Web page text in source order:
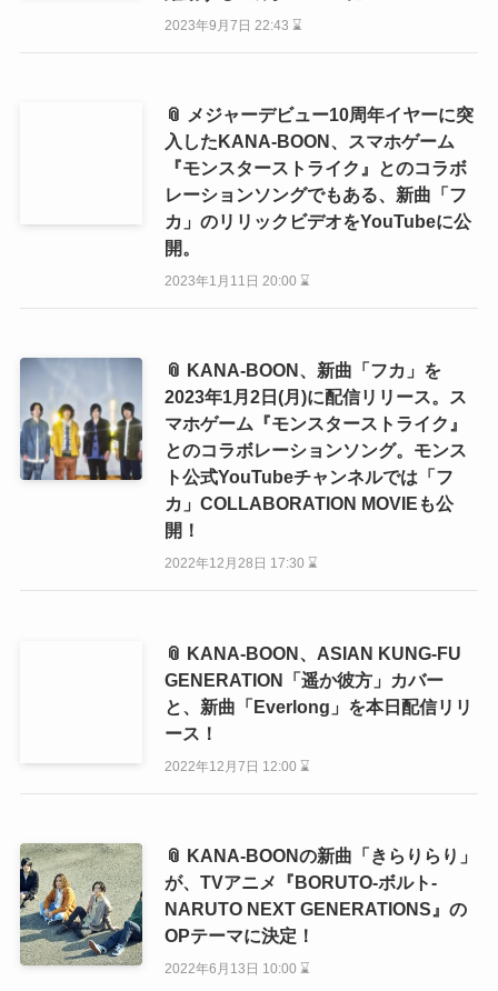
2023年9月7日 22:43 ⌛
📎 メジャーデビュー10周年イヤーに突
入したKANA-BOON、スマホゲーム
『モンスターストライク』とのコラボ
レーションソングでもある、新曲「フ
カ」のリリックビデオをYouTubeに公
開。
2023年1月11日 20:00 ⌛
📎 KANA-BOON、新曲「フカ」を
2023年1月2日(月)に配信リリース。ス
マホゲーム『モンスターストライク』
とのコラボレーションソング。モンス
ト公式YouTubeチャンネルでは「フ
カ」COLLABORATION MOVIEも公
開！
2022年12月28日 17:30 ⌛
📎 KANA-BOON、ASIAN KUNG-FU
GENERATION「遥か彼方」カバー
と、新曲「Everlong」を本日配信リリ
ース！
2022年12月7日 12:00 ⌛
📎 KANA-BOONの新曲「きらりらり」
が、TVアニメ『BORUTO-ボルト-
NARUTO NEXT GENERATIONS』の
OPテーマに決定！
2022年6月13日 10:00 ⌛